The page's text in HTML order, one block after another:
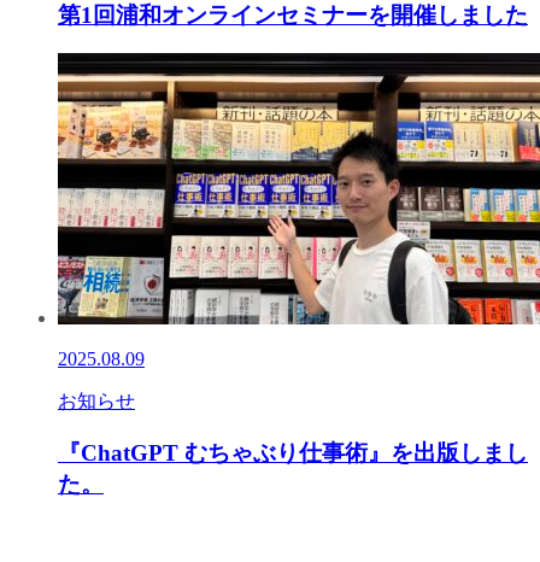
第1回浦和オンラインセミナーを開催しました
2025.08.09
お知らせ
『ChatGPT むちゃぶり仕事術』を出版しまし
た。